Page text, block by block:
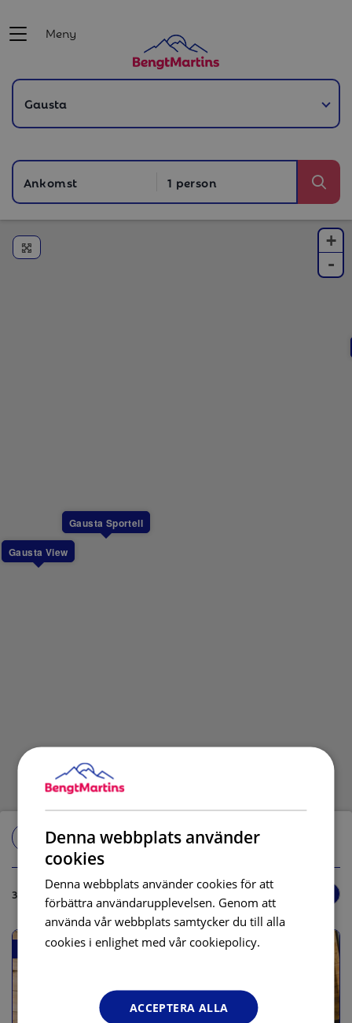
Meny
Ankomst 1 person Sök
Filter
3 alternativ Visa kartan
Halvpension inkluderad
Förstora kartan
Gausta Sportell
Gausta View
+
-
Denna webbplats använder
cookies
Denna webbplats använder cookies för att
förbättra användarupplevelsen. Genom att
använda vår webbplats samtycker du till alla
cookies i enlighet med vår cookiepolicy.
ACCEPTERA ALLA